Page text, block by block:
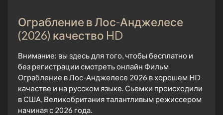
Ограбление в Лос-Анджелесе
(2026) качество HD
Внимание: вы здесь для того, чтобы бесплатно и
без регистрации смотреть онлайн Фильм
Ограбление в Лос-Анджелесе 2026 в хорошем HD
качестве и на русском языке. Сьемки происходили
в США, Великобритания талантливым режиссером
начиная с 2026 года.